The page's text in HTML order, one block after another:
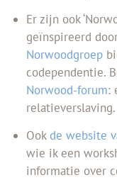
Er zijn ook
geïnspireerd
Norwoodgroep
codependentie.
Norwood-forum:
relatieverslaving.
Ook de website
wie ik een
informatie over